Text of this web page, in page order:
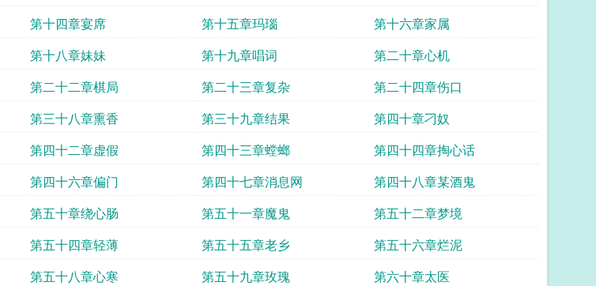
第十四章宴席 第十五章玛瑙
第十六章家属
第十八章妹妹 第十九章唱词
第二十章心机
第二十二章棋局 第二十三章复杂
第二十四章伤口
第三十八章熏香 第三十九章结果
第四十章刁奴
第四十二章虚假 第四十三章螳螂
第四十四章掏心话
第四十六章偏门 第四十七章消息网
第四十八章某酒鬼
第五十章绕心肠 第五十一章魔鬼
第五十二章梦境
第五十四章轻薄 第五十五章老乡
第五十六章烂泥
第五十八章心寒 第五十九章玫瑰
第六十章太医